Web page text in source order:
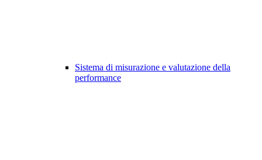
Sistema di misurazione e valutazione della
performance